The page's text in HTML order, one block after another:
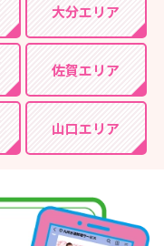
大分エリア
佐賀エリア
山口エリア